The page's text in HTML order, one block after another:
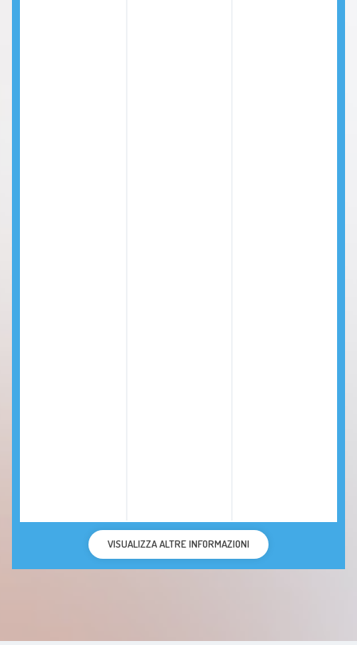
VISUALIZZA ALTRE INFORMAZIONI